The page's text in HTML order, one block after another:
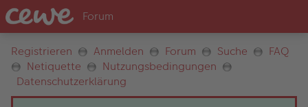
Registrieren Anmelden Forum Suche
FAQ
Netiquette
Nutzungsbedingungen
Datenschutzerklärung